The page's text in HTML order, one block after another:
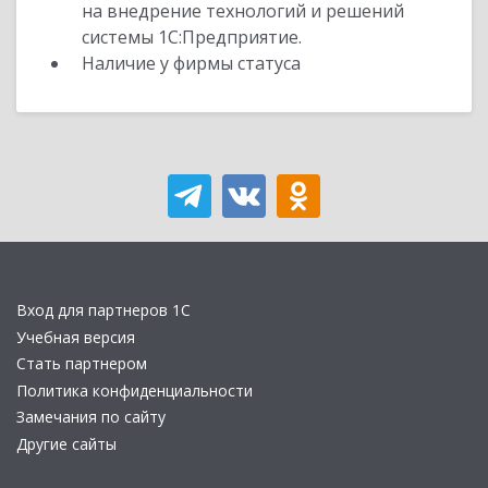
на внедрение технологий и решений
системы 1С:Предприятие.
Наличие у фирмы статуса
Вход для партнеров 1С
Учебная версия
Стать партнером
Политика конфиденциальности
Замечания по сайту
Другие сайты